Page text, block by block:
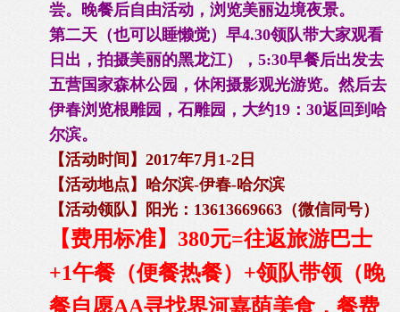
尝。晚餐后自由活动，浏览美丽边境夜景。
第二天（也可以睡懒觉）早4.30领队带大家观看
日出，拍摄美丽的黑龙江），5:30早餐后出发去
五营国家森林公园，休闲摄影观光游览。然后去
伊春浏览根雕园，石雕园，大约19：30返回到哈
尔滨。
【活动时间】2017年7月1-2日
【活动地点】哈尔滨-伊春-哈尔滨
【活动领队】阳光：13613669663（微信同号）
【费用标准】380元=往返旅游巴士
+1午餐（便餐热餐）+领队带领（晚
餐自愿AA寻找界河嘉荫美食，餐费